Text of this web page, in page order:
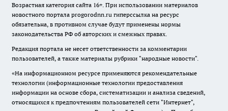
Возрастная категория сайта 16+. При использовании материалов
новостного портала progorodnn.ru гиперссылка на ресурс
обязательна, в противном случае будут применены нормы
законодательства РФ об авторских и смежных правах.
Редакция портала не несет ответственности за комментарии
пользователей, а также материалы рубрики "народные новости".
«На информационном ресурсе применяются рекомендательные
технологии (информационные технологии предоставления
информации на основе сбора, систематизации и анализа сведений,
относящихся к предпочтениям пользователей сети "Интернет",